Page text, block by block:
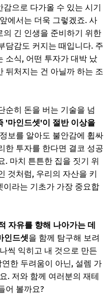
으로 다가올 수 있는 시기
에서는 더욱 그렇겠죠. 사
긴 인생을 준비하기 위한
담감도 커지는 때입니다. 주
소식, 어떤 투자가 대박 났
뒤처지는 건 아닐까 하는 조
순히 돈을 버는 기술을 넘
'마인드셋'이 절반 이상을
보를 알아도 불안감에 휩싸
한 투자를 한다면 결코 성공
. 마치 튼튼한 집을 짓기 위
것처럼, 우리의 자산을 키
라는 기초가 가장 중요합
자유를 향해 나아가는 데
인드셋을 함께 탐구해 보려
씩 익히고 내 것으로 만든
한 두려움이 아닌, 설렘 가
. 저와 함께 여러분의 재테
어 볼까요?